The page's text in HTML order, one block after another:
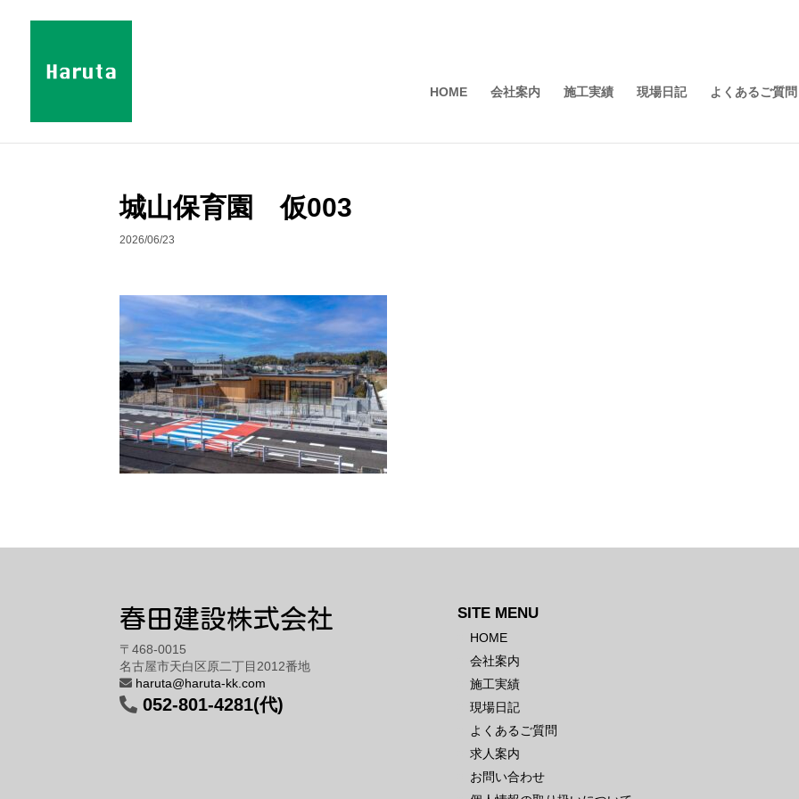
HOME 会社案内 施工実績 現場日記 よくあるご質問
城山保育園 仮003
2026/06/23
春田建設株式会社
〒468-0015
名古屋市天白区原二丁目2012番地
haruta@haruta-kk.com
052-801-4281(代)
SITE MENU
HOME
会社案内
施工実績
現場日記
よくあるご質問
求人案内
お問い合わせ